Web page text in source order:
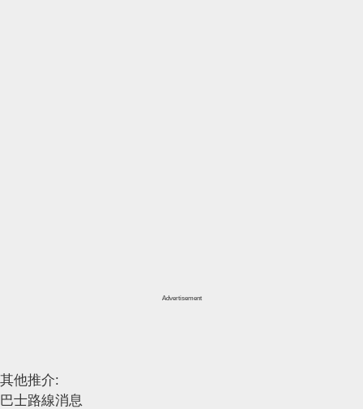
Advertisement
其他推介:
巴士路線消息